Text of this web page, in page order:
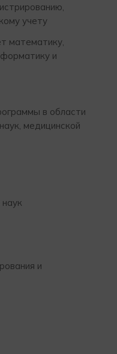
учету
математику,
и
в области
медицинской
и